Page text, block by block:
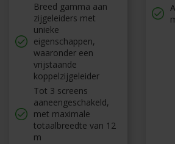
Breed gamma aan
zijgeleiders met
unieke
eigenschappen,
waaronder een
vrijstaande
koppelzijgeleider
Tot 3 screens
aaneengeschakeld,
met maximale
totaalbreedte van 12
m